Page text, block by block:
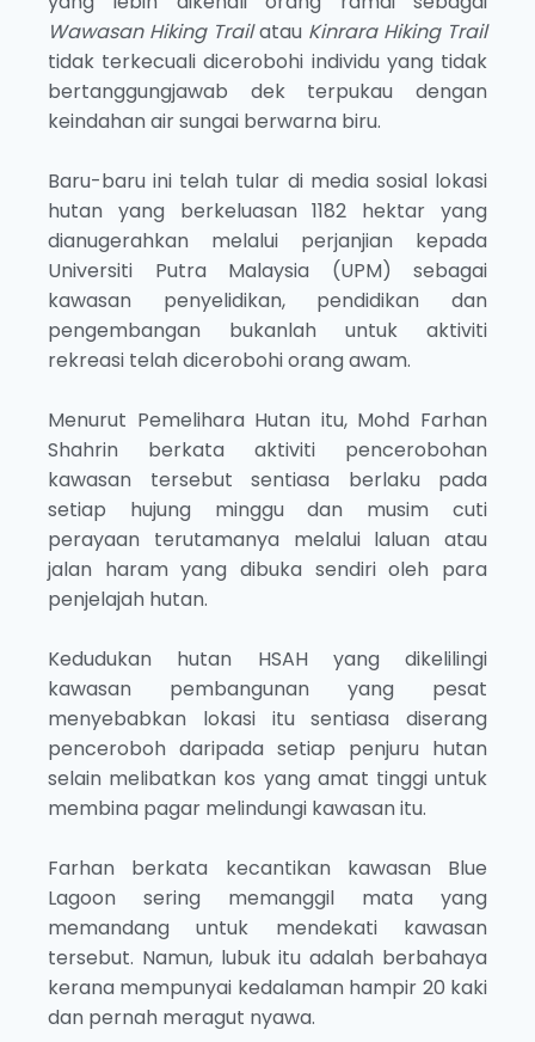
Wawasan Hiking Trailatau Kinrara Hiking Trail
tidak terkecuali dicerobohi individu yang tidak
bertanggungjawab dek terpukau dengan
keindahan air sungai berwarna biru.
Baru-baru ini telah tular di media sosial lokasi
hutan yang berkeluasan 1182 hektar yang
dianugerahkan melalui perjanjian kepada
Universiti Putra Malaysia (UPM) sebagai
kawasan penyelidikan, pendidikan dan
pengembangan bukanlah untuk aktiviti
rekreasi telah dicerobohi orang awam.
Menurut Pemelihara Hutan itu, Mohd Farhan
Shahrin berkata aktiviti pencerobohan
kawasan tersebut sentiasa berlaku pada
setiap hujung minggu dan musim cuti
perayaan terutamanya melalui laluan atau
jalan haram yang dibuka sendiri oleh para
penjelajah hutan.
Kedudukan hutan HSAH yang dikelilingi
kawasan pembangunan yang pesat
menyebabkan lokasi itu sentiasa diserang
penceroboh daripada setiap penjuru hutan
selain melibatkan kos yang amat tinggi untuk
membina pagar melindungi kawasan itu.
Farhan berkata kecantikan kawasan Blue
Lagoon sering memanggil mata yang
memandang untuk mendekati kawasan
tersebut. Namun, lubuk itu adalah berbahaya
kerana mempunyai kedalaman hampir 20 kaki
dan pernah meragut nyawa.